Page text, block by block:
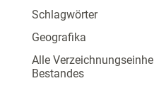
Schlagwörter
Geografika
Alle
Bestandes